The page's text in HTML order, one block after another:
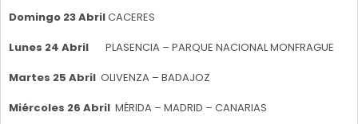
Domingo 23 AbrilCACERES
Lunes 24 Abril
PLASENCIA – PARQUE NACIONAL MONFRAGUE
Martes 25 Abril OLIVENZA – BADAJOZ
Miércoles 26 Abril MÉRIDA – MADRID – CANARIAS